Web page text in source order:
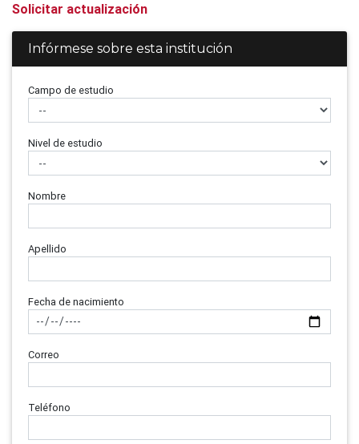
Solicitar actualización
Infórmese sobre esta institución
Campo de estudio
Nivel de estudio
Nombre
Apellido
Fecha de nacimiento
Correo
Teléfono